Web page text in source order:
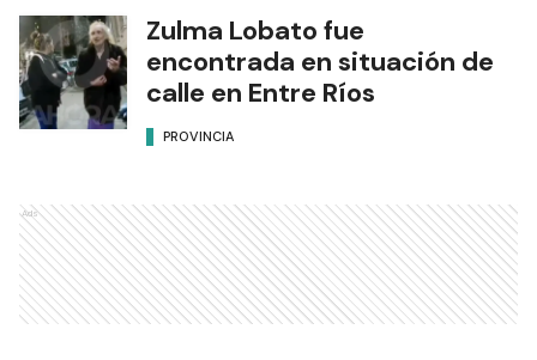
Zulma Lobato fue
encontrada en situación de
calle en Entre Ríos
PROVINCIA
Ads